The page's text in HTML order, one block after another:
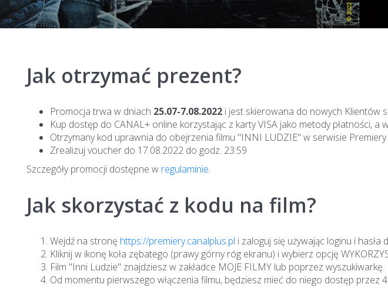
Jak otrzymać prezent?
Promocja trwa w dniach 25.07-7.08.2022 i jest skierowana do nowych Klientów
Kup dostęp do CANAL+ online korzystając z karty VISA jako metody płatności,
Otrzymany kod uprawnia do obejrzenia filmu "INNI LUDZIE" w serwisie
Zrealizuj voucher do 17.08.2022 do godz. 23:59
Szczegóły promocji dostępne w regulaminie.
Jak skorzystać z kodu na film?
Wejdź na stronę https://premiery.canalplus.pl i zaloguj się używając loginu i hasła
Kliknij w ikonę koła zębatego (prawy górny róg ekranu) i wybierz opcję
Film "Inni Ludzie" znajdziesz w zakładce MOJE FILMY lub poprzez wyszukiwarkę
Od momentu pierwszego włączenia filmu, będziesz mieć do niego dostęp przez